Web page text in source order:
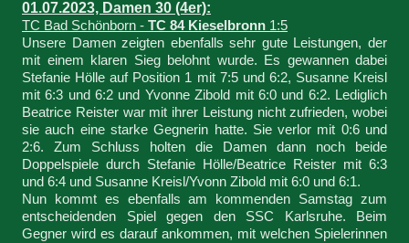
01.07.2023, Damen 30 (4er):
TC Bad Schönborn - TC 84 Kieselbronn 1:5
Unsere Damen zeigten ebenfalls sehr gute Leistungen, der
mit einem klaren Sieg belohnt wurde. Es gewannen dabei
Stefanie Hölle auf Position 1 mit 7:5 und 6:2, Susanne Kreisl
mit 6:3 und 6:2 und Yvonne Zibold mit 6:0 und 6:2. Lediglich
Beatrice Reister war mit ihrer Leistung nicht zufrieden, wobei
sie auch eine starke Gegnerin hatte. Sie verlor mit 0:6 und
2:6. Zum Schluss holten die Damen dann noch beide
Doppelspiele durch Stefanie Hölle/Beatrice Reister mit 6:3
und 6:4 und Susanne Kreisl/Yvonn Zibold mit 6:0 und 6:1.
Nun kommt es ebenfalls am kommenden Samstag zum
entscheidenden Spiel gegen den SSC Karlsruhe. Beim
Gegner wird es darauf ankommen, mit welchen Spielerinnen